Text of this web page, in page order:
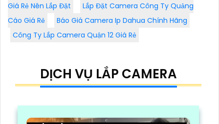
Giá Rẻ Nên Lắp Đặt
Lắp Đặt Camera Công Ty Quảng
Cáo Giá Rẻ
Báo Giá Camera Ip Dahua Chính Hãng
Công Ty Lắp Camera Quận 12 Giá Rẻ
DỊCH VỤ LẮP CAMERA